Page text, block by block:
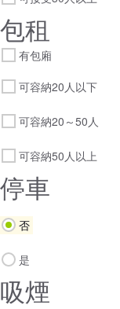
包租
有包廂
可容納20人以下
可容納20～50人
可容納50人以上
停車
否
是
吸煙